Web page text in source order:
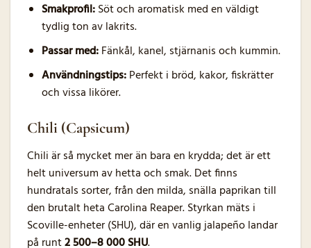
Smakprofil:Söt och aromatisk med en väldigt
tydlig ton av lakrits.
Passar med:Fänkål, kanel, stjärnanis och kummin.
Användningstips:Perfekt i bröd, kakor, fiskrätter
och vissa likörer.
Chili (Capsicum)
Chili är så mycket mer än bara en krydda; det är ett
helt universum av hetta och smak. Det finns
hundratals sorter, från den milda, snälla paprikan till
den brutalt heta Carolina Reaper. Styrkan mäts i
Scoville-enheter (SHU), där en vanlig jalapeño landar
på runt2 500–8 000 SHU.